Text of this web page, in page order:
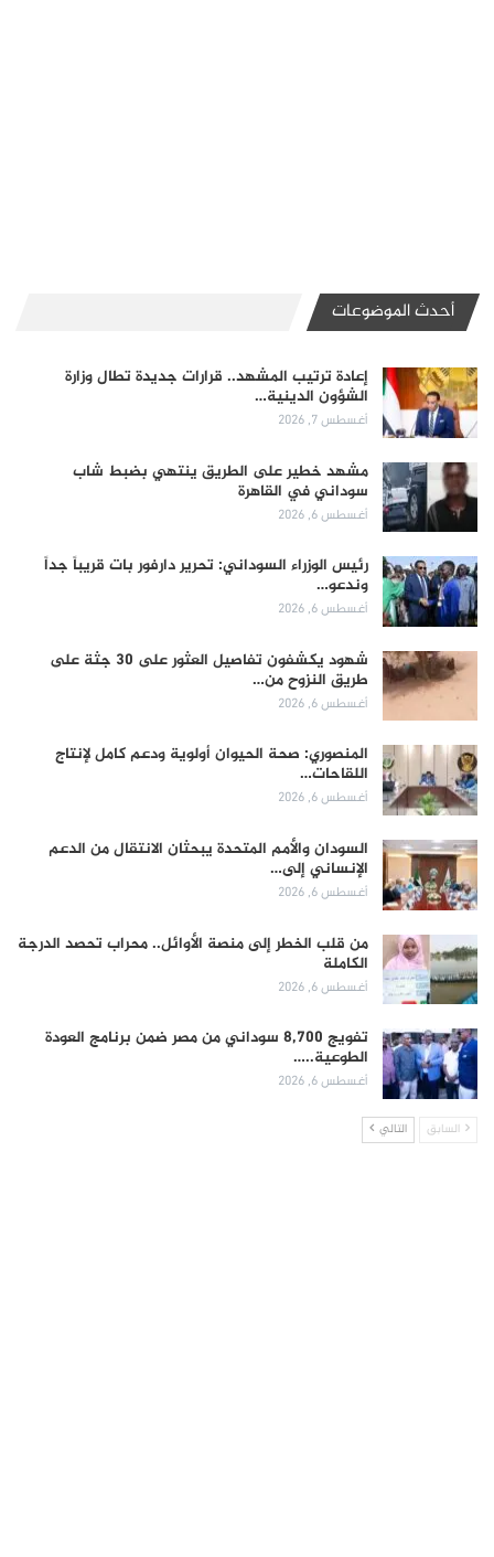
أحدث الموضوعات
إعادة ترتيب المشهد.. قرارات جديدة تطال وزارة
الشؤون الدينية…
أغسطس 7, 2026
مشهد خطير على الطريق ينتهي بضبط شاب
سوداني في القاهرة
أغسطس 6, 2026
رئيس الوزراء السوداني: تحرير دارفور بات قريباً جداً
وندعو…
أغسطس 6, 2026
شهود يكشفون تفاصيل العثور على 30 جثة على
طريق النزوح من…
أغسطس 6, 2026
المنصوري: صحة الحيوان أولوية ودعم كامل لإنتاج
اللقاحات…
أغسطس 6, 2026
السودان والأمم المتحدة يبحثان الانتقال من الدعم
الإنساني إلى…
أغسطس 6, 2026
من قلب الخطر إلى منصة الأوائل.. محراب تحصد الدرجة
الكاملة
أغسطس 6, 2026
تفويج 8,700 سوداني من مصر ضمن برنامج العودة
الطوعية..…
أغسطس 6, 2026
السابق التالي